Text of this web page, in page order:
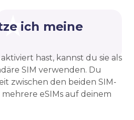
ich meine
hast, kannst du sie als
SIM verwenden. Du
zwischen den beiden SIM-
eSIMs auf deinem